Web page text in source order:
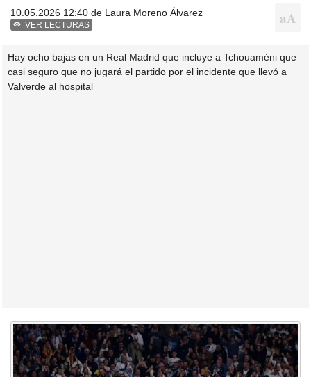
10.05.2026 12:40 de Laura Moreno Álvarez
VER LECTURAS
Hay ocho bajas en un Real Madrid que incluye a Tchouaméni que
casi seguro que no jugará el partido por el incidente que llevó a
Valverde al hospital